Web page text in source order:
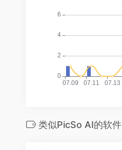
类似PicSo AI的软件